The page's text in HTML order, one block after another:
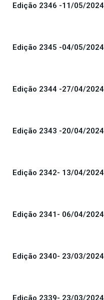
Edição 2346 -11/05/2024
Edição 2345 -04/05/2024
Edição 2344 -27/04/2024
Edição 2343 -20/04/2024
Edição 2342- 13/04/2024
Edição 2341- 06/04/2024
Edição 2340- 23/03/2024
Edição 2339- 23/03/2024